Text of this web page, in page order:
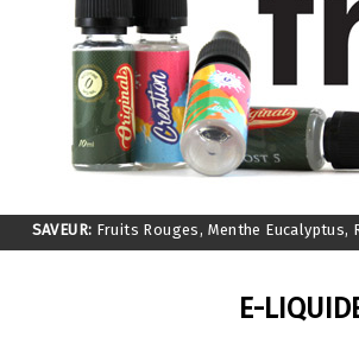
SAVEUR: Fruits Rouges, Menthe Eucalyptus,
E-